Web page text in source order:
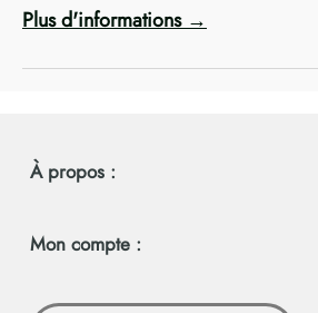
Plus d'informations
À propos :
Mon compte :